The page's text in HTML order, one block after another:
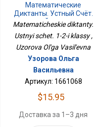
Математические
Диктанты. Устный Счёт.
1-2-Й Классы
Matematicheskie diktanty.
Ustnyi schet. 1-2-i klassy ,
Uzorova Ol'ga Vasil'evna
Узорова Ольга
Васильевна
Артикул: 1661068
$15.95
Доставка за 1–3 дня